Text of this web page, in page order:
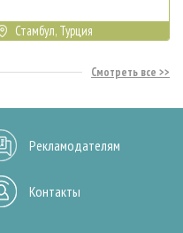
Стамбул, Турция
Смотреть все
Рекламодателям
Контакты